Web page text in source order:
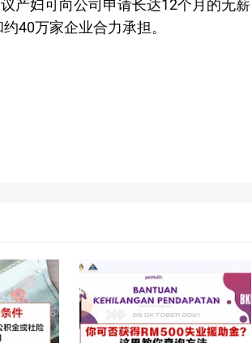
产妇可向公司申请长达12个月的无薪
40万家企业合力承担。